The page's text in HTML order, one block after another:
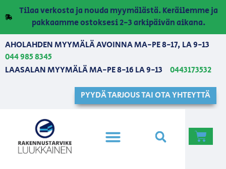
Tilaa verkosta ja nouda myymälästä. Keräilemme ja
pakkaamme ostoksesi 2-3 arkipäivän aikana.
AHOLAHDEN MYYMÄLÄ AVOINNA MA-PE 8-17, LA 9-13
044 985 8345
LAASALAN MYYMÄLÄ MA-PE 8-16 LA 9-13
0443173532
PYYDÄ TARJOUS TAI OTA YHTEYTTÄ